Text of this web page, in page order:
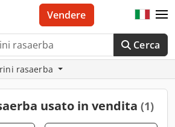
Cerca
Vendere
rasaerba
usato in vendita (1)